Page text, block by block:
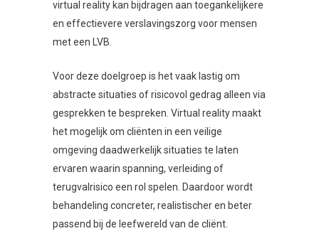
virtual reality kan bijdragen aan toegankelijkere
en effectievere verslavingszorg voor mensen
met een LVB.
Voor deze doelgroep is het vaak lastig om
abstracte situaties of risicovol gedrag alleen via
gesprekken te bespreken. Virtual reality maakt
het mogelijk om cliënten in een veilige
omgeving daadwerkelijk situaties te laten
ervaren waarin spanning, verleiding of
terugvalrisico een rol spelen. Daardoor wordt
behandeling concreter, realistischer en beter
passend bij de leefwereld van de cliënt.